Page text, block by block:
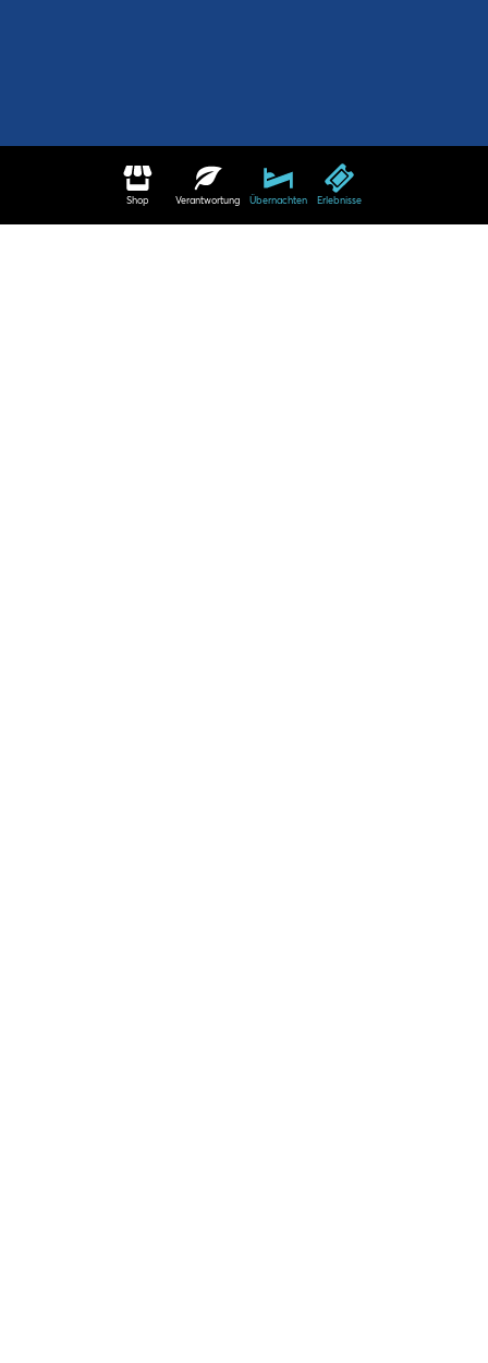
Shop Verantwortung Übernachten Erlebnisse